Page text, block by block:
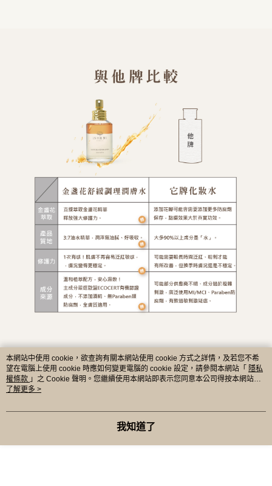
本網站中使用 cookie，欲查詢有關本網站使用 cookie 方式之詳情，及若您不希
望在電腦上使用 cookie 時應如何變更電腦的 cookie 設定，請參閱本網站「 隱私
權條款 」之 Cookie 聲明。您繼續使用本網站即表示您同意本公司得按本網站使
用條款之 Cookie 聲明使用 cookie。
了解更多 >
我知道了